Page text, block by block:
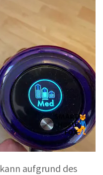
kann aufgrund des